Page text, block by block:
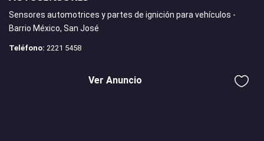
Sensores automotrices y partes de ignición para vehículos -
Barrio México, San José
Teléfono: 2221 5458
Ver Anuncio